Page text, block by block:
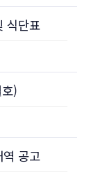
식단표
)
공고